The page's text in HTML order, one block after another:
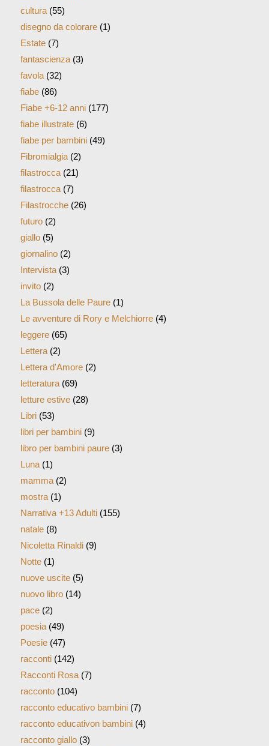
cultura(55)
disegno da colorare(1)
Estate(7)
fantascienza(3)
favola(32)
fiabe(86)
Fiabe +6-12 anni(177)
fiabe illustrate(6)
fiabe per bambini(49)
Fibromialgia(2)
filastrocca(21)
filastrocca(7)
Filastrocche(26)
futuro(2)
giallo(5)
giornalino(2)
Intervista(3)
invito(2)
La Bussola delle Paure(1)
Le avventure di Rory e Melchiorre(4)
leggere(65)
Lettera(2)
Lettera d'Amore(2)
letteratura(69)
letture estive(28)
Libri(53)
libri per bambini(9)
libro per bambini paure(3)
Luna(1)
mamma(2)
mostra(1)
Narrativa +13 Adulti(155)
natale(8)
Nicoletta Rinaldi(9)
Notte(1)
nuove uscite(5)
nuovo libro(14)
pace(2)
poesia(49)
Poesie(47)
racconti(142)
Racconti Rosa(7)
racconto(104)
racconto educativo bambini(7)
racconto educativon bambini(4)
racconto giallo(3)